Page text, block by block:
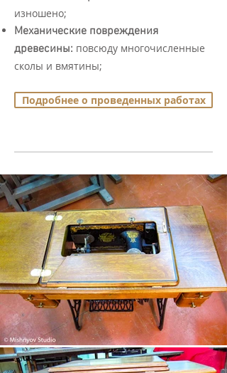
изношено;
Механические повреждения
древесины: повсюду многочисленные
сколы и вмятины;
Подробнее о проведенных работах